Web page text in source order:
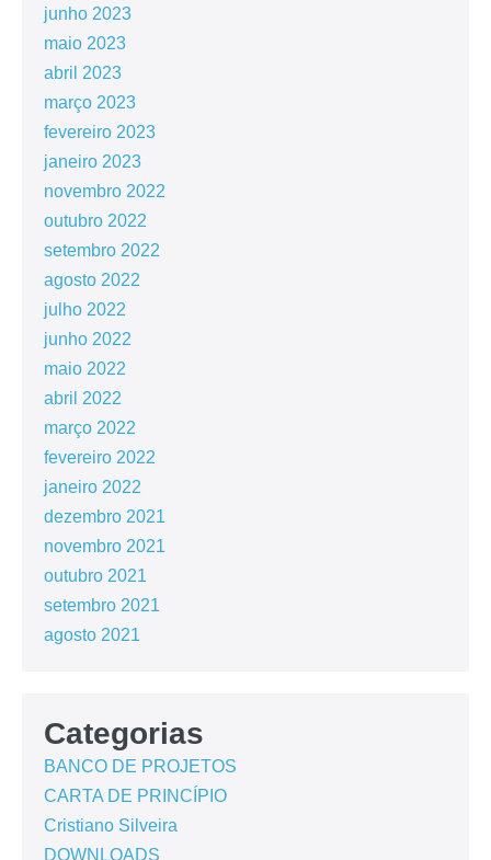
junho 2023
maio 2023
abril 2023
março 2023
fevereiro 2023
janeiro 2023
novembro 2022
outubro 2022
setembro 2022
agosto 2022
julho 2022
junho 2022
maio 2022
abril 2022
março 2022
fevereiro 2022
janeiro 2022
dezembro 2021
novembro 2021
outubro 2021
setembro 2021
agosto 2021
Categorias
BANCO DE PROJETOS
CARTA DE PRINCÍPIO
Cristiano Silveira
DOWNLOADS